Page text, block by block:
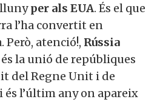
llunyper als EUA. És el que
l’ha convertit en
atenció!, Rússia
la unió de repúbliques
del Regne Unit i de
és l’últim any on apareix